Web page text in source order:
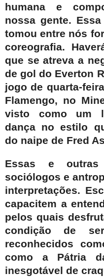
humana e
nossa gente.
tomou entre nós
coreografia.
que se atreva a
de gol do Everton
jogo de quarta-
Flamengo, no
visto como um
dança no estilo
do naipe de Fred
Essas e
sociólogos e
interpretações.
capacitem a
pelos quais
condição de
reconhecidos
como a Pátria
inesgotável de